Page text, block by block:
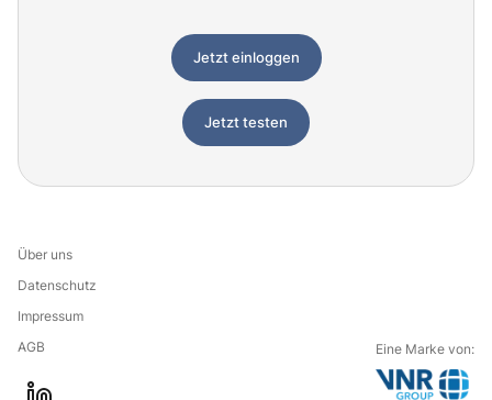
Jetzt einloggen
Jetzt testen
Über uns
Datenschutz
Impressum
AGB
Eine Marke von: